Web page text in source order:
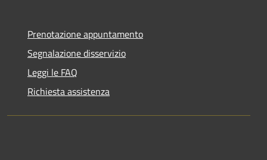
Prenotazione appuntamento
Segnalazione disservizio
Leggi le FAQ
Richiesta assistenza